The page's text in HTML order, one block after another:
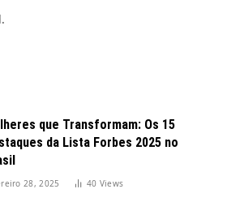
que Transformam: Os 15
da Lista Forbes 2025 no
28, 2025 40 Views